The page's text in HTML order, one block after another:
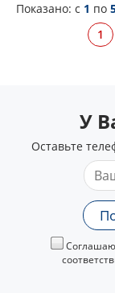
Показано: c 1 по
1
У
Оставьте